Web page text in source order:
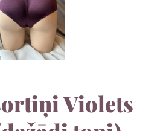
Violets